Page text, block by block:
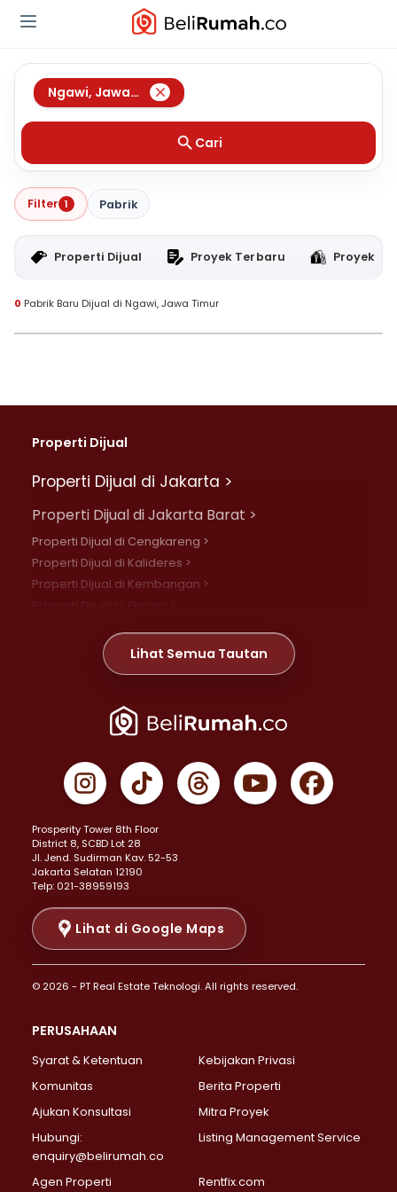
Ngawi, Jawa Timur
Cari
Filter 1 Pabrik
Properti Dijual Proyek Terbaru Proyek
0 Pabrik Baru Dijual di Ngawi, Jawa Timur
Properti Dijual
Properti Dijual di Jakarta >
Properti Dijual di Jakarta Barat >
Properti Dijual di Cengkareng >
Properti Dijual di Kalideres >
Properti Dijual di Kembangan >
Properti Dijual di Meruya >
Properti Dijual di Jelambar >
Properti Dijual di Jakarta Pusat >
Properti Dijual di Gambir >
Properti Dijual di Johar Baru >
Properti Dijual di Menteng >
Properti Dijual di Senen >
Properti Dijual di Tanah Abang >
Properti Dijual di Cikini >
Properti Dijual di Kramat >
Properti Dijual di Pasar Baru >
Properti Dijual di Bendungan Hilir >
Properti Dijual di Jakarta Selatan >
Properti Dijual di Lebak Bulus >
Properti Dijual di Gandaria Selatan >
Properti Dijual di Pondok Labu >
Properti Dijual di Lenteng Agung >
Properti Dijual di Senayan >
Properti Dijual di Pondok Pinang >
Lihat Semua Tautan
Prosperity Tower 8th Floor
District 8, SCBD Lot 28
JI. Jend. Sudirman Kav. 52-53
Jakarta Selatan 12190
Telp: 021-38959193
Lihat di Google Maps
© 2026 - PT Real Estate Teknologi. All rights reserved.
PERUSAHAAN
Syarat & Ketentuan
Kebijakan Privasi
Komunitas
Berita Properti
Ajukan Konsultasi
Mitra Proyek
Hubungi:
enquiry@belirumah.co
Listing Management Service
Agen Properti Rentfix.com